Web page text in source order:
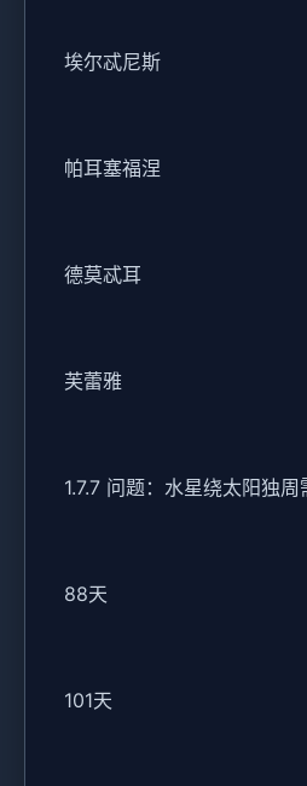
埃尔忒尼斯
帕耳塞福涅
德莫忒耳
芙蕾雅
1.7.7 问题：水星绕太阳独周
88天
101天